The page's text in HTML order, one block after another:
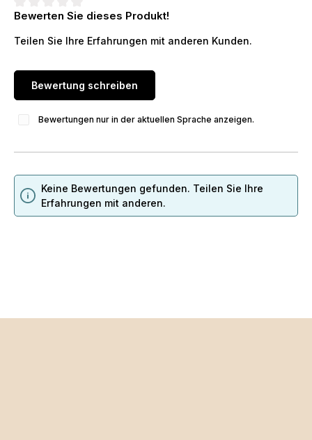
Durchschnittliche Bewertung von 0 von 5 Sternen
Bewerten Sie dieses Produkt!
Teilen Sie Ihre Erfahrungen mit anderen Kunden.
Bewertung schreiben
Bewertungen nur in der aktuellen Sprache anzeigen.
Keine Bewertungen gefunden. Teilen Sie Ihre
Erfahrungen mit anderen.